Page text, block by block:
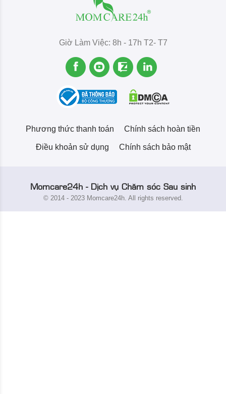
Giờ Làm Việc: 8h - 17h T2- T7
Phương thức thanh toán Chính sách hoàn tiền
Điều khoản sử dụng Chính sách bảo mật
Momcare24h - Dịch vụ Chăm sóc Sau sinh
© 2014 - 2023 Momcare24h. All rights reserved.